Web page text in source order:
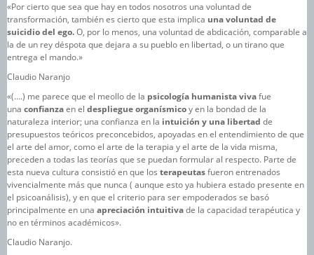
«Por cierto que sea que hay en todos nosotros una voluntad de
transformación, también es cierto que esta implica una voluntad de
suicidio del ego.O, por lo menos, una voluntad de abdicación, comparable a
la de un rey déspota que dejara a su pueblo en libertad, o un tirano que
entrega el mando.»
Claudio Naranjo
«(….) me parece que el meollo de la psicología humanista vivafue
una confianzaen el despliegue organísmicoy en la bondad de la
naturaleza interior; una confianza en la intuición y una libertad de
presupuestos teóricos preconcebidos, apoyadas en el entendimiento de que
el arte del amor, como el arte de la terapia y el arte de la vida misma,
preceden a todas las teorías que se puedan formular al respecto. Parte de
esta nueva cultura consistió en que los terapeutasfueron entrenados
vivencialmente más que nunca ( aunque esto ya hubiera estado presente en
el psicoanálisis), y en que el criterio para ser empoderados se basó
principalmente en una apreciación intuitivade la capacidad terapéutica y
no en términos académicos».
Claudio Naranjo.